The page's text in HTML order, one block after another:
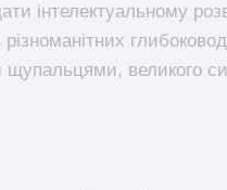
інтелектуальному
великого